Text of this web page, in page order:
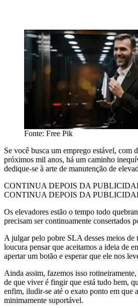
Fonte: Free Pik
Se você busca um emprego estável, com
próximos mil anos, há um caminho
dedique-se à arte de manutenção de
CONTINUA DEPOIS DA
CONTINUA DEPOIS DA
Os elevadores estão o tempo todo
precisam ser continuamente consertados
A julgar pelo pobre SLA desses meios de
loucura pensar que aceitamos a ideia de
apertar um botão e esperar que ele nos
Ainda assim, fazemos isso
de que viver é fingir que está tudo bem,
enfim, iludir-se até o exato ponto em que
minimamente suportável.